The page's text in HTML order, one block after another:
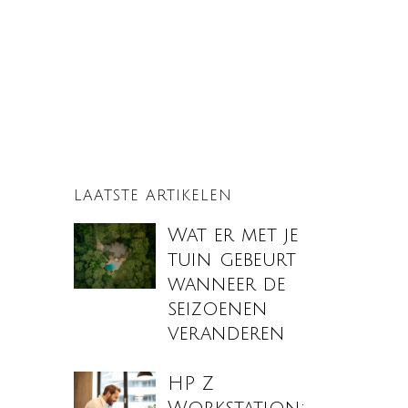
LAATSTE ARTIKELEN
Wat er met je
tuin gebeurt
wanneer de
seizoenen
veranderen
HP Z